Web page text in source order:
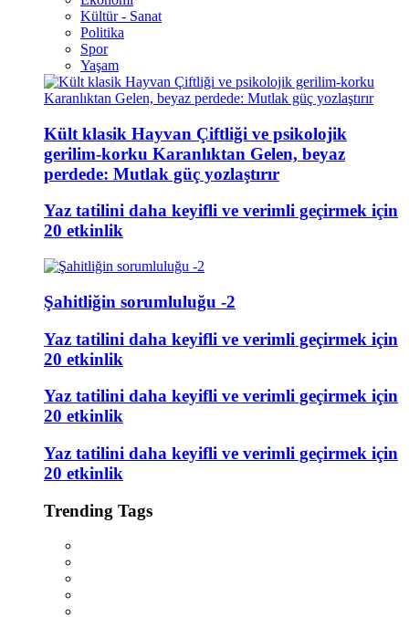
Kültür - Sanat
Politika
Spor
Yaşam
Kült klasik Hayvan Çiftliği ve psikolojik
gerilim-korku Karanlıktan Gelen, beyaz
perdede: Mutlak güç yozlaştırır
Yaz tatilini daha keyifli ve verimli geçirmek için
20 etkinlik
Şahitliğin sorumluluğu -2
Yaz tatilini daha keyifli ve verimli geçirmek için
20 etkinlik
Yaz tatilini daha keyifli ve verimli geçirmek için
20 etkinlik
Yaz tatilini daha keyifli ve verimli geçirmek için
20 etkinlik
Trending Tags